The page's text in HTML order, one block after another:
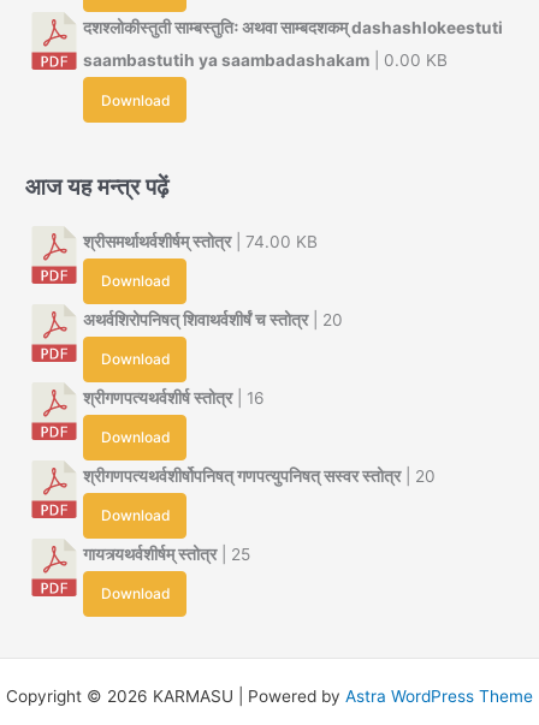
दशश्लोकीस्तुती साम्बस्तुतिः अथवा साम्बदशकम् dashashlokeestuti
saambastutih ya saambadashakam | 0.00 KB
Download
आज यह मन्त्र पढ़ें
श्रीसमर्थाथर्वशीर्षम् स्तोत्र| 74.00 KB
Download
अथर्वशिरोपनिषत् शिवाथर्वशीर्षं च स्तोत्र| 20
Download
श्रीगणपत्यथर्वशीर्ष स्तोत्र| 16
Download
श्रीगणपत्यथर्वशीर्षोपनिषत् गणपत्युपनिषत् सस्वर स्तोत्र| 20
Download
गायत्र्यथर्वशीर्षम् स्तोत्र| 25
Download
Copyright © 2026 KARMASU | Powered by Astra WordPress Theme